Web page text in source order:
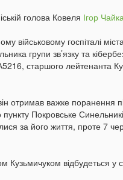
голова Ковеля Ігор
військовому госпіталі
групи зв’язку та
А5216, старшого лейтенанта
отримав важке поранення
Покровське
за його життя, проте 7
відбудеться у